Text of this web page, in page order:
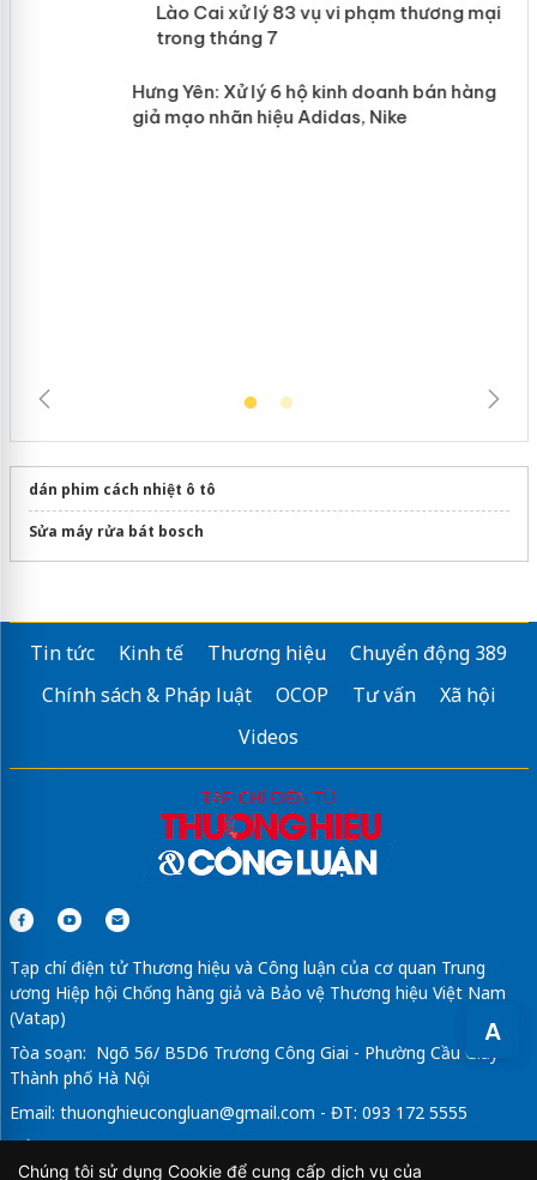
A
Lào Cai xử lý 83 vụ vi phạm thương
mại trong tháng 7
dán phim cách nhiệt ô tô
Sửa máy rửa bát bosch
Tin tức Kinh tế Thương hiệu
Chuyển động 389
Chính sách & Pháp luật
OCOP Tư vấn
Xã hội
Videos
Tạp chí điện tử Thương hiệu và Công luận của cơ quan Trung
ương Hiệp hội Chống hàng giả và Bảo vệ Thương hiệu Việt Nam
(Vatap)
Tòa soạn: Ngõ 56/ B5D6 Trương Công Giai - Phường Cầu Giấy -
Thành phố Hà Nội
Email: thuonghieucongluan@gmail.com - ĐT: 093 172 5555
Tổng Biên Tập: Vũ Đức Thuận
Chúng tôi sử dụng Cookie để cung cấp dịch vụ của